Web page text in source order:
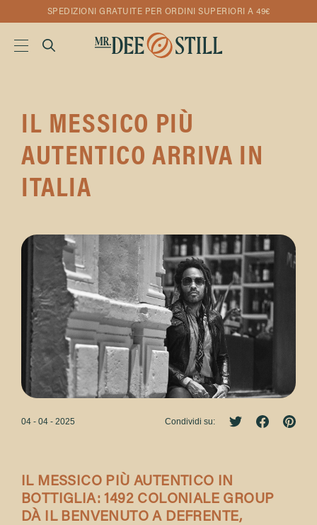
SPEDIZIONI GRATUITE PER ORDINI SUPERIORI A 49€
IL MESSICO PIÙ
AUTENTICO ARRIVA IN
ITALIA
04 - 04 - 2025 Condividi su:
IL MESSICO PIÙ AUTENTICO IN
BOTTIGLIA: 1492 COLONIALE GROUP
DÀ IL BENVENUTO A DEFRENTE,